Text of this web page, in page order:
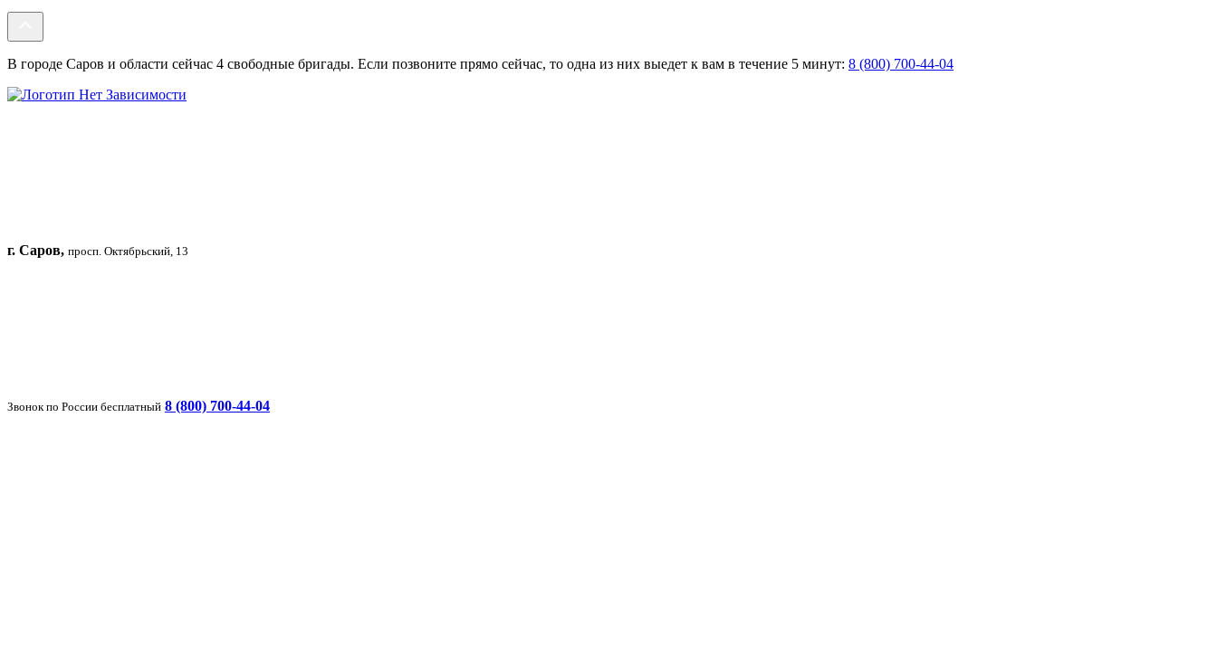
В городе Саров и области сейчас 4 свободные бригады. Если позвоните прямо сейчас, то одна из них выедет к вам в течение 5 минут: 8 (800) 700-44-04
г. Саров, просп. Октябрьский, 13
Звонок по России бесплатный 8 (800) 700-44-04